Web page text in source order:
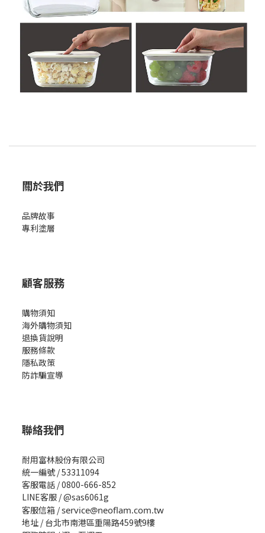
關於我們
品牌故事
專利塗層
顧客服務
購物須知
海外購物須知
退換貨說明
服務條款
隱私政策
防詐騙宣導
聯絡我們
耐用富林股份有限公司
統一編號 / 53311094
客服電話 / 0800-666-852
LINE客服 / @sas6061g
客服信箱 /service@neoflam.com.tw
地址 / 台北市南港區重陽路459號9樓